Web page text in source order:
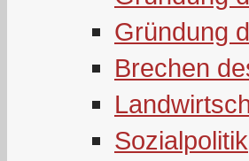
Gründung
Brechen
Sozialpolitik